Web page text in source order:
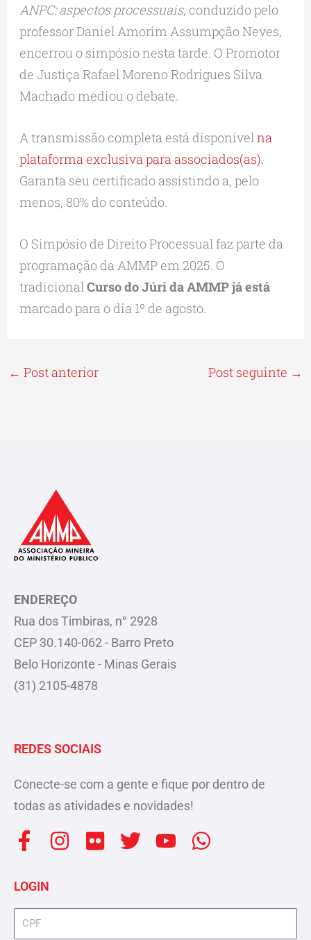
ANPC: aspectos processuais, conduzido pelo
professor Daniel Amorim Assumpção Neves,
encerrou o simpósio nesta tarde. O Promotor
de Justiça Rafael Moreno Rodrigues Silva
Machado mediou o debate.
A transmissão completa está disponívelna
plataforma exclusiva para associados(as).
Garanta seu certificado assistindo a, pelo
menos, 80% do conteúdo.
O Simpósio de Direito Processual faz parte da
programação da AMMP em 2025. O
tradicionalCurso do Júri da AMMP já está
marcado para o dia 1º de agosto.
← Post anterior Post seguinte →
ENDEREÇO
Rua dos Timbiras, n° 2928
CEP 30.140-062 - Barro Preto
Belo Horizonte - Minas Gerais
(31) 2105-4878
REDES SOCIAIS
Conecte-se com a gente e fique por dentro de
todas as atividades e novidades!
F
a
c
e
b
I
t
F
c
T
t
Y
t
W
t
LOGIN
cpf